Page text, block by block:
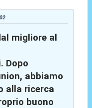
migliore al
Dopo
abbiamo
alla ricerca
buono